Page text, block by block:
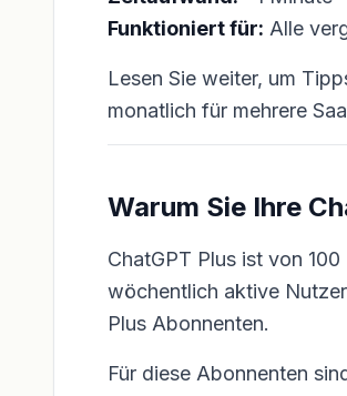
Funktioniert für: Alle
Lesen Sie weiter, um
monatlich für mehrere
Warum Sie Ihre
ChatGPT Plus ist von
wöchentlich aktive
Plus Abonnenten.
Für diese Abonnenten